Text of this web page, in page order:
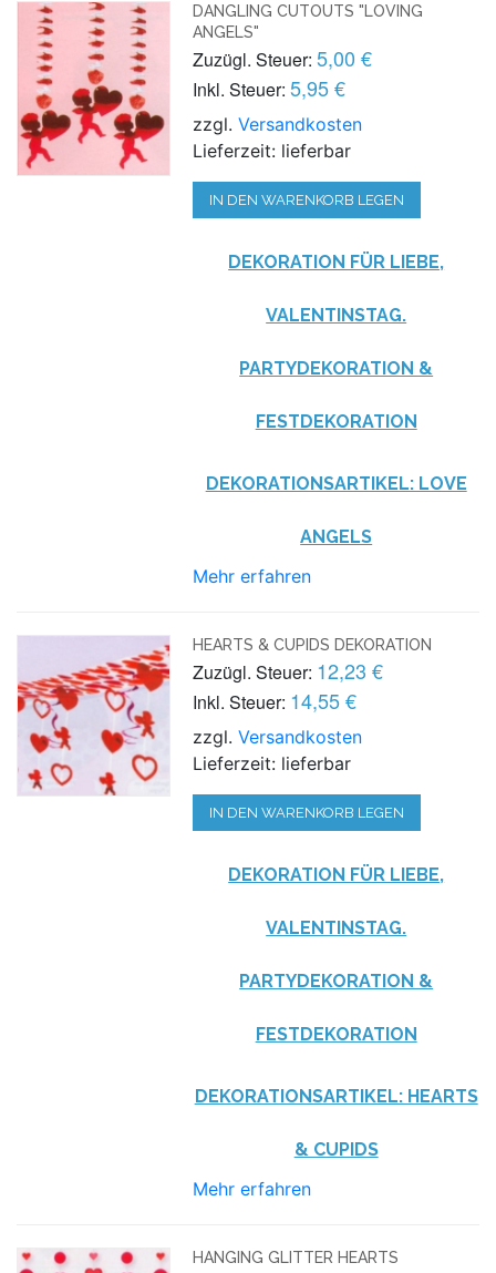
DANGLING CUTOUTS "LOVING
ANGELS"
Zuzügl. Steuer: 5,00 €
Inkl. Steuer: 5,95 €
zzgl.Versandkosten
Lieferzeit: lieferbar
IN DEN WARENKORB LEGEN
DEKORATION FÜR LIEBE,
VALENTINSTAG.
PARTYDEKORATION &
FESTDEKORATION
DEKORATIONSARTIKEL: LOVE
ANGELS
Mehr erfahren
HEARTS & CUPIDS DEKORATION
Zuzügl. Steuer: 12,23 €
Inkl. Steuer: 14,55 €
zzgl.Versandkosten
Lieferzeit: lieferbar
IN DEN WARENKORB LEGEN
DEKORATION FÜR LIEBE,
VALENTINSTAG.
PARTYDEKORATION &
FESTDEKORATION
DEKORATIONSARTIKEL: HEARTS
& CUPIDS
Mehr erfahren
HANGING GLITTER HEARTS